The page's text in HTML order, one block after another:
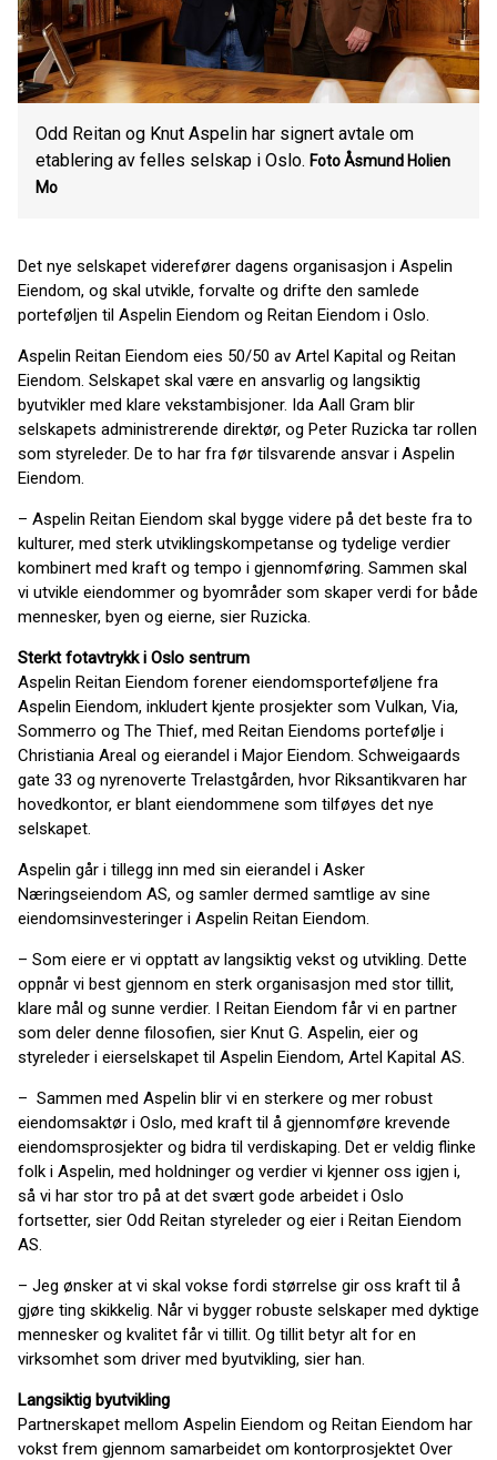
Odd Reitan og Knut Aspelin har signert avtale om
etablering av felles selskap i Oslo. Foto Åsmund Holien
Mo
Det nye selskapet viderefører dagens organisasjon i Aspelin
Eiendom, og skal utvikle, forvalte og drifte den samlede
porteføljen til Aspelin Eiendom og Reitan Eiendom i Oslo.
Aspelin Reitan Eiendom eies 50/50 av Artel Kapital og Reitan
Eiendom. Selskapet skal være en ansvarlig og langsiktig
byutvikler med klare vekstambisjoner. Ida Aall Gram blir
selskapets administrerende direktør, og Peter Ruzicka tar rollen
som styreleder. De to har fra før tilsvarende ansvar i Aspelin
Eiendom.
– Aspelin Reitan Eiendom skal bygge videre på det beste fra to
kulturer, med sterk utviklingskompetanse og tydelige verdier
kombinert med kraft og tempo i gjennomføring. Sammen skal
vi utvikle eiendommer og byområder som skaper verdi for både
mennesker, byen og eierne, sier Ruzicka.
Sterkt fotavtrykk i Oslo sentrum
Aspelin Reitan Eiendom forener eiendomsporteføljene fra
Aspelin Eiendom, inkludert kjente prosjekter som Vulkan, Via,
Sommerro og The Thief, med Reitan Eiendoms portefølje i
Christiania Areal og eierandel i Major Eiendom. Schweigaards
gate 33 og nyrenoverte Trelastgården, hvor Riksantikvaren har
hovedkontor, er blant eiendommene som tilføyes det nye
selskapet.
Aspelin går i tillegg inn med sin eierandel i Asker
Næringseiendom AS, og samler dermed samtlige av sine
eiendomsinvesteringer i Aspelin Reitan Eiendom.
– Som eiere er vi opptatt av langsiktig vekst og utvikling. Dette
oppnår vi best gjennom en sterk organisasjon med stor tillit,
klare mål og sunne verdier. I Reitan Eiendom får vi en partner
som deler denne filosofien, sier Knut G. Aspelin, eier og
styreleder i eierselskapet til Aspelin Eiendom, Artel Kapital AS.
– Sammen med Aspelin blir vi en sterkere og mer robust
eiendomsaktør i Oslo, med kraft til å gjennomføre krevende
eiendomsprosjekter og bidra til verdiskaping. Det er veldig flinke
folk i Aspelin, med holdninger og verdier vi kjenner oss igjen i,
så vi har stor tro på at det svært gode arbeidet i Oslo
fortsetter, sier Odd Reitan styreleder og eier i Reitan Eiendom
AS.
– Jeg ønsker at vi skal vokse fordi størrelse gir oss kraft til å
gjøre ting skikkelig. Når vi bygger robuste selskaper med dyktige
mennesker og kvalitet får vi tillit. Og tillit betyr alt for en
virksomhet som driver med byutvikling, sier han.
Langsiktig byutvikling
Partnerskapet mellom Aspelin Eiendom og Reitan Eiendom har
vokst frem gjennom samarbeidet om kontorprosjektet Over